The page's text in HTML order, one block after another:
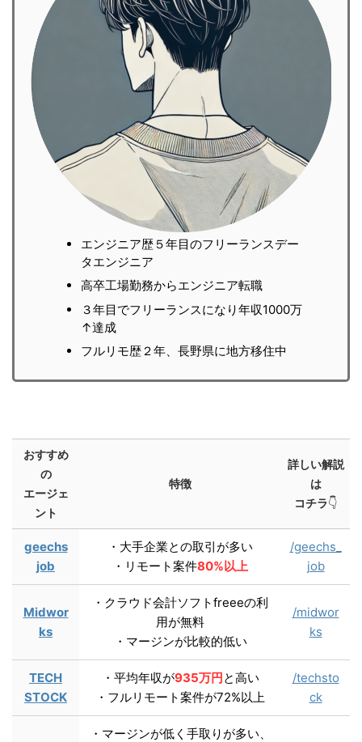
エンジニア歴５年目のフリーランスデー
タエンジニア
高卒工場勤務からエンジニア転職
３年目でフリーランスになり年収1000万
↑達成
フルリモ歴２年、長野県に地方移住中
おすすめ
の
エージェ
ント
特徴
詳しい解説
は
コチラ👇
geechs
job
・大手企業との取引が多い
・リモート案件80%以上
/geechs_
job
Midwor
ks
・クラウド会計ソフトfreeeの利
用が無料
・マージンが比較的低い
/midwor
ks
TECH
STOCK
・平均年収が935万円と高い
・フルリモート案件が72%以上
/techsto
ck
・マージンが低く手取りが多い、